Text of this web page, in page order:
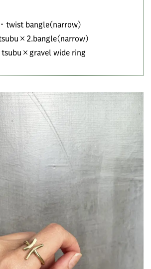
・twist bangle(narrow)
tsubu×2.bangle(narrow)
tsubu×gravel wide ring